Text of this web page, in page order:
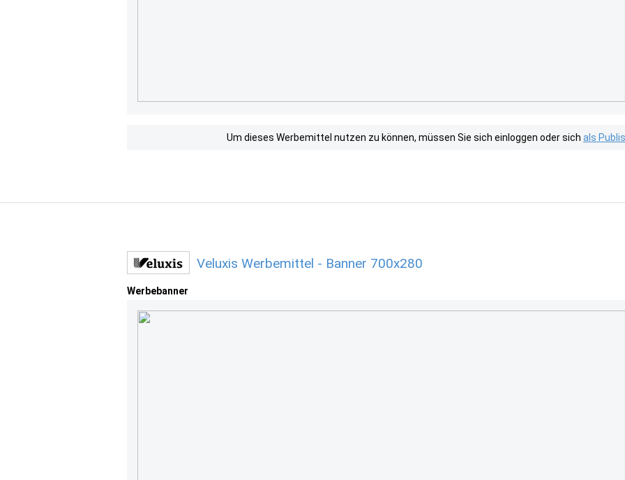
Um dieses Werbemittel nutzen zu können, müssen Sie sich einloggen oder sich als
Veluxis Werbemittel - Banner 700x280
Werbebanner